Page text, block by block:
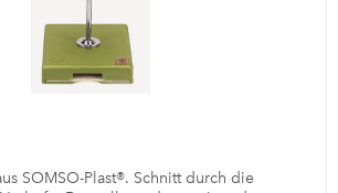
SOMSO-Plast®. Schnitt durch die